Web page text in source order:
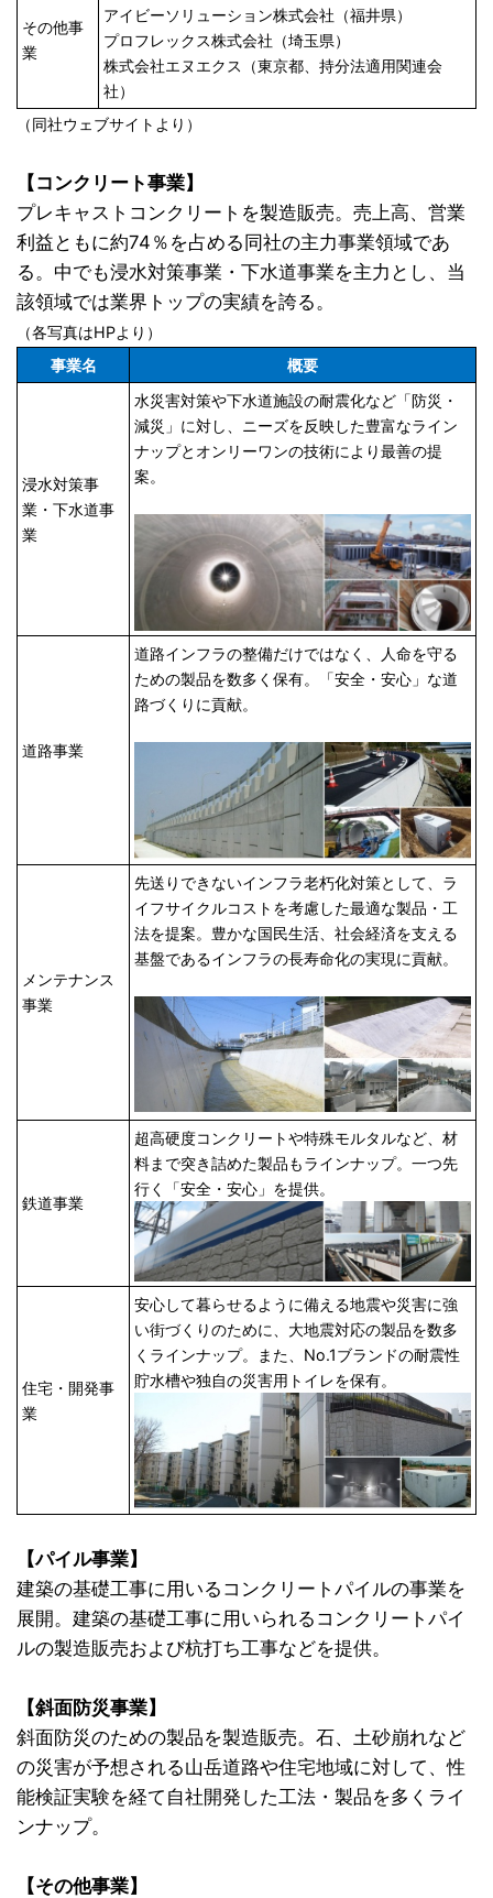
その他事
業
アイビーソリューション株式会社（福井県）
プロフレックス株式会社（埼玉県）
株式会社エヌエクス（東京都、持分法適用関連会
社）
（同社ウェブサイトより）
【コンクリート事業】
プレキャストコンクリートを製造販売。売上高、営業
利益ともに約74％を占める同社の主力事業領域であ
る。中でも浸水対策事業・下水道事業を主力とし、当
該領域では業界トップの実績を誇る。
（各写真はHPより）
事業名
概要
浸水対策事
業・下水道事
業
水災害対策や下水道施設の耐震化など「防災・
減災」に対し、ニーズを反映した豊富なライン
ナップとオンリーワンの技術により最善の提
案。
道路事業
道路インフラの整備だけではなく、人命を守る
ための製品を数多く保有。「安全・安心」な道
路づくりに貢献。
メンテナンス
事業
先送りできないインフラ老朽化対策として、ラ
イフサイクルコストを考慮した最適な製品・工
法を提案。豊かな国民生活、社会経済を支える
基盤であるインフラの長寿命化の実現に貢献。
鉄道事業
超高硬度コンクリートや特殊モルタルなど、材
料まで突き詰めた製品もラインナップ。一つ先
行く「安全・安心」を提供。
住宅・開発事
業
安心して暮らせるように備える地震や災害に強
い街づくりのために、大地震対応の製品を数多
くラインナップ。また、No.1ブランドの耐震性
貯水槽や独自の災害用トイレを保有。
【パイル事業】
建築の基礎工事に用いるコンクリートパイルの事業を
展開。建築の基礎工事に用いられるコンクリートパイ
ルの製造販売および杭打ち工事などを提供。
【斜面防災事業】
斜面防災のための製品を製造販売。石、土砂崩れなど
の災害が予想される山岳道路や住宅地域に対して、性
能検証実験を経て自社開発した工法・製品を多くライ
ンナップ。
【その他事業】